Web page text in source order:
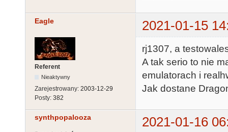
Eagle 2021-01-15
Referent
Nieaktywny
Zarejestrowany: 2003-12-29
Posty: 382
rj1307, a
A tak serio to nie
emulatorach i
Jak dostane
synthpopalooza 2021-01-16